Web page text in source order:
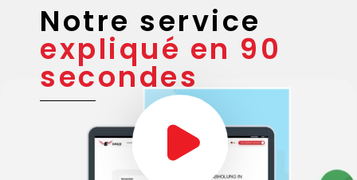
Notre service
expliqué en 90
secondes